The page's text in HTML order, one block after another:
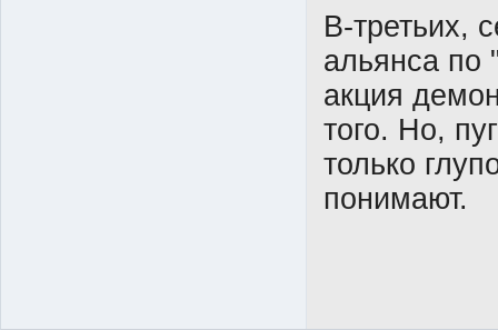
В-третьих,
альянса
акция
того. Но,
только
понимают.